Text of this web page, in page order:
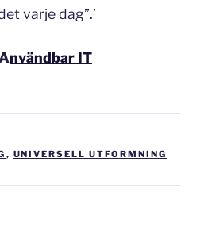
varje dag”.’
nvändbar IT
, UNIVERSELL UTFORMNING